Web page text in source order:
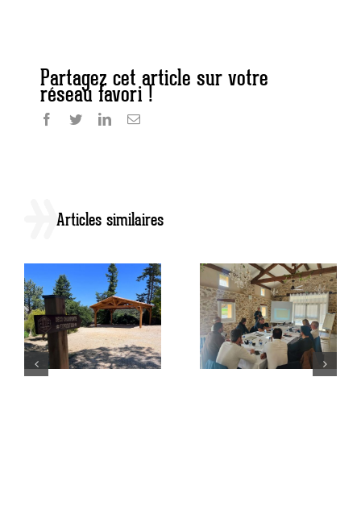
Partagez cet article sur votre
réseau favori !
Facebook
TwitterLinkedIn
E-
Articles similaires
Retour sur “les rencontres”
par Déco Charpente
Visite de l’usine de
production Piveteau